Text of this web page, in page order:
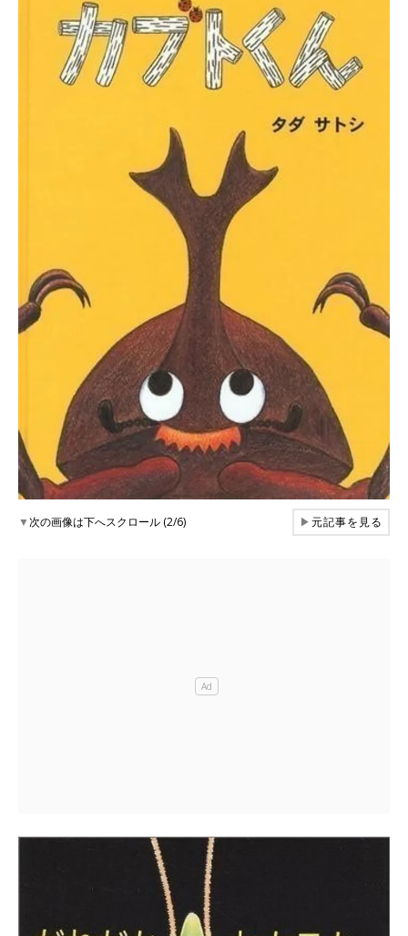
▼次の画像は下へスクロール (2/6) ▶元記事を見る